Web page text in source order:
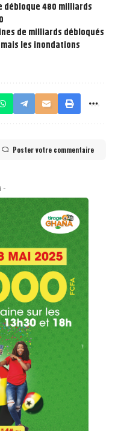
débloque 480 milliards
de milliards débloqués
les inondations
Poster votre commentaire
-